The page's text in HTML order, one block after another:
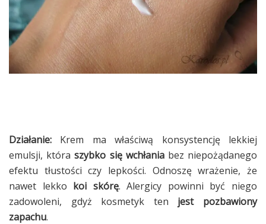
Działanie: Krem ma właściwą konsystencję lekkiej
emulsji, któraszybko się wchłaniabez niepożądanego
efektu tłustości czy lepkości. Odnoszę wrażenie, że
nawet lekko koi skórę. Alergicy powinni być niego
zadowoleni, gdyż kosmetyk ten jest pozbawiony
zapachu.